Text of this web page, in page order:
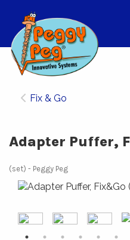
Fix & Go
Adapter Puffer,
(set) Peggy Peg